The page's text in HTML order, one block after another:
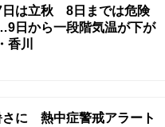
日は立秋 8日までは危険
日から一段階気温が下が
川
さに 熱中症警戒アラート